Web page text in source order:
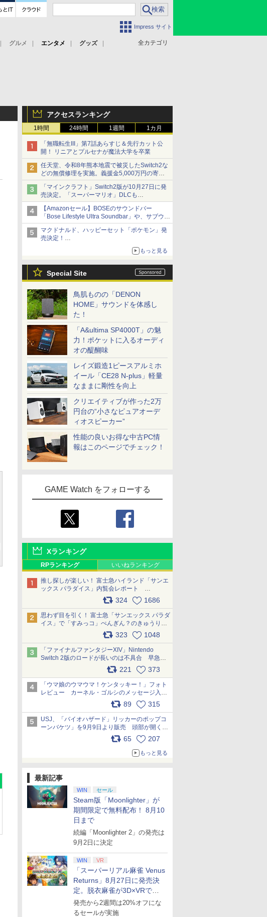
Impress サイト
全カテゴリ
グルメ エンタメ
グッズ
アクセスランキング
1時間 24時間 1週間 1カ月
「無職転生III」第7話あらすじ＆先行カット公
開！ リニアとプルセナが魔法大学を卒業
任天堂、令和8年熊本地震で被災したSwitch2な
どの無償修理を実施。義援金5,000万円の寄付
も発表
「マインクラフト」Switch2版が10月27日に発
売決定。「スーパーマリオ」DLCも
Switch版からのアップグレードも可能に
【Amazonセール】BOSEのサウンドバー
「Bose Lifestyle Ultra Soundbar」や、サブウー
ファー「Bose Lifestyle Ultra Subwoofer」など
お買い得！
マクドナルド、ハッピーセット「ポケモン」発
売決定！
ポケモン30周年記念で30匹が大集合
もっと見る
Special Site
鳥肌ものの「DENON
HOME」サウンドを体感し
た！
「A&ultima SP4000T」の魅
力！ポケットに入るオーディ
オの醍醐味
レイズ鍛造1ピースアルミホ
イール「CE28 N-plus」軽量
なままに剛性を向上
クリエイティブが作った2万
円台の“小さなピュアオーデ
ィオスピーカー”
性能の良いお得な中古PC情
報はこのページでチェック！
GAME Watch をフォローする
Xランキング
RPランキング いいねランキング
推し探しが楽しい！ 富士急ハイランド「サンエ
ックス パラダイス」内覧会レポート
324 1686
思わず目を引く！ 富士急「サンエックス パラダ
イス」で「すみっコ」ぺんぎん？のきゅうりド
ッグを食べてみた イラストそのままのメニュ
ー化に挑戦。これが意外にもおいしい
pic.x.com/Kgl04hZaeg
323 1048
「ファイナルファンタジーXIV」Nintendo
Switch 2版のロードが長いのは不具合 早急に
アップデートできるよう対応中221 373
「ウマ娘のウマウマ！ケンタッキー！」フォト
レビュー カーネル・ゴルシのメッセージ入り
パッケージや描き下ろしトレカなどが登場
89 315
USJ、「バイオハザード」リッカーのポップコ
ーンバケツ」を9月9日より販売 頭部が開く仕
組み。味は恐怖を堪のう「味噌フレーバー」
65 207
もっと見る
最新記事
WIN セール
Steam版「Moonlighter」が
期間限定で無料配布！ 8月10
日まで
続編「Moonlighter 2」の発売は
9月2日に決定
WIN VR
「スーパーリアル麻雀 Venus
Returns」8月27日に発売決
定。脱衣麻雀が3D×VRで復
活
発売から2週間は20%オフにな
るセールが実施